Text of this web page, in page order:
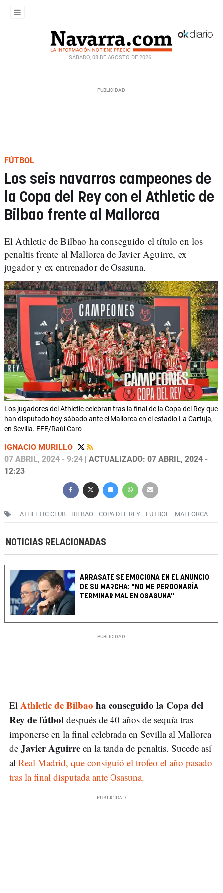
SÁBADO, 08 DE AGOSTO DE 2026
FÚTBOL
Los seis navarros campeones de
la Copa del Rey con el Athletic de
Bilbao frente al Mallorca
El Athletic de Bilbao ha conseguido el título en los
penaltis frente al Mallorca de Javier Aguirre, ex
jugador y ex entrenador de Osasuna.
Los jugadores del Athletic celebran tras la final de la Copa del Rey que
han disputado hoy sábado ante el Mallorca en el estadio La Cartuja,
en Sevilla. EFE/Raúl Caro
IGNACIO MURILLO
07 ABRIL, 2024 - 9:24 | ACTUALIZADO: 07 ABRIL, 2024 -
12:23
ATHLETIC CLUB BILBAO COPA DEL REY FUTBOL MALLORCA
NOTICIAS RELACIONADAS
ARRASATE SE EMOCIONA EN EL ANUNCIO
DE SU MARCHA: "NO ME PERDONARÍA
TERMINAR MAL EN OSASUNA"
El Athletic de Bilbao ha conseguido la Copa del
Rey de fútbol después de 40 años de sequía tras
imponerse en la final celebrada en Sevilla al Mallorca
de Javier Aguirre en la tanda de penaltis. Sucede así
al Real Madrid, que consiguió el trofeo el año pasado
tras la final disputada ante Osasuna.